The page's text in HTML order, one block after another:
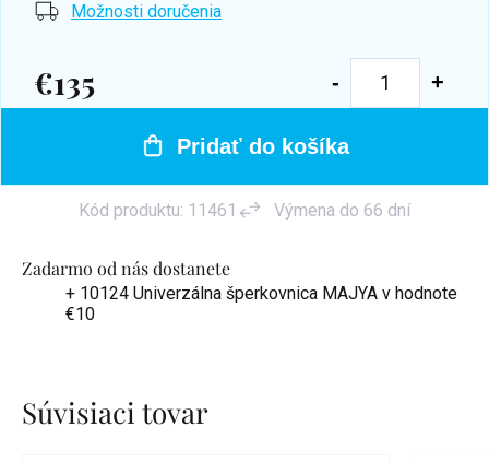
Zadarmo od nás dostanete
+ 10124 Univerzálna šperkovnica MAJYA v hodnote
€10
Možnosti doručenia
€135
Jednotková
Pridať do košíka
Kód produktu: 11461 Výmena do 66 dní
Súvisiaci tovar